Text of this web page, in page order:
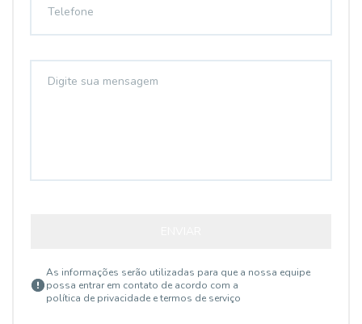
As informações serão utilizadas para que a nossa equipe
possa entrar em contato de acordo com a
política de privacidade e termos de serviço